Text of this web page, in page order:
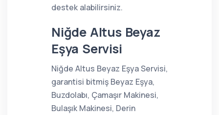
destek alabilirsiniz.
Niğde Altus Beyaz
Eşya Servisi
Niğde Altus Beyaz Eşya Servisi,
garantisi bitmiş Beyaz Eşya,
Buzdolabı, Çamaşır Makinesi,
Bulaşık Makinesi, Derin